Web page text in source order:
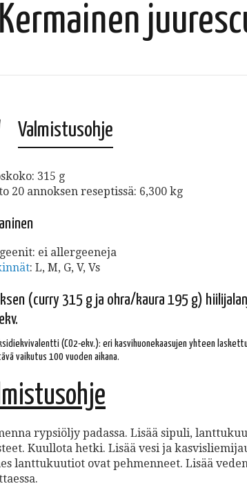
Kermainen
Valmistusohje
315 g
20 annoksen reseptissä: 6,300 kg
ei allergeeneja
: L, M, G, V, Vs
(curry 315 g ja ohra/kaura 195 g)
(CO2-ekv.): eri kasvihuonekaasujen yhteen
vaikutus 100 vuoden aikana.
rypsiöljy padassa. Lisää sipuli,
Kuullota hetki. Lisää vesi ja
lanttukuutiot ovat pehmenneet. Lisää